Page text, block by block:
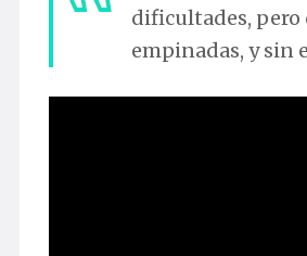
dificultades, pero
empinadas, y sin